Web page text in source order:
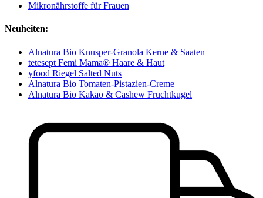
Mikronährstoffe für Frauen
Neuheiten:
Alnatura Bio Knusper-Granola Kerne & Saaten
tetesept Femi Mama® Haare & Haut
yfood Riegel Salted Nuts
Alnatura Bio Tomaten-Pistazien-Creme
Alnatura Bio Kakao & Cashew Fruchtkugel